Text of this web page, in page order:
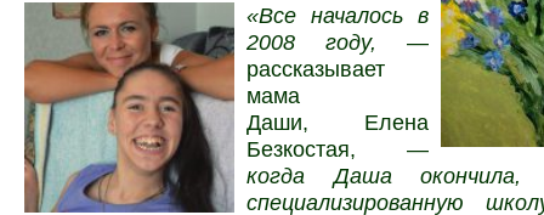
«Все началось в
2008 году, —
рассказывает
мама
Даши, Елена
Безкостая, —
когда Даша окончила,
специализированную